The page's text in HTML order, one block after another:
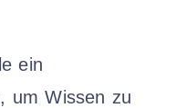
ein
um Wissen zu